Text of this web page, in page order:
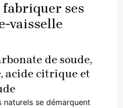
ses
vaisselle
de soude,
acide citrique et
naturels se démarquent